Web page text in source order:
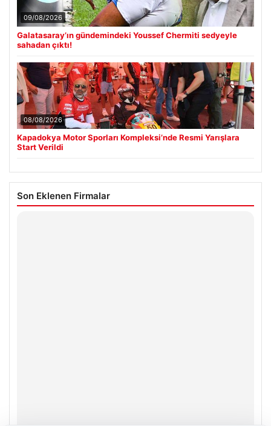
09/08/2026
Galatasaray’ın gündemindeki Youssef Chermiti sedyeyle
sahadan çıktı!
08/08/2026
Kapadokya Motor Sporları Kompleksi’nde Resmi Yarışlara
Start Verildi
Son Eklenen Firmalar